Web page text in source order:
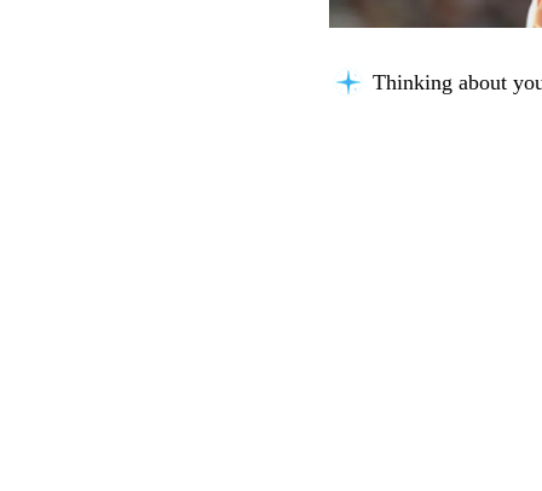
Thinking about